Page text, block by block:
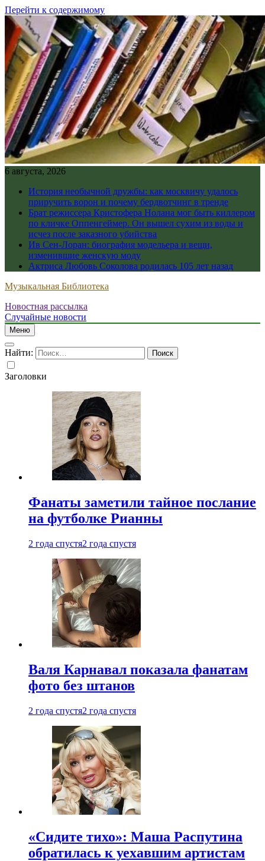
Перейти к содержимому
6 августа, 2026
История необычной дружбы: как москвичу удалось
приручить ворон и почему бердвотчинг в тренде
Брат режиссера Кристофера Нолана мог быть киллером
по кличке Оппенгеймер. Он вышел сухим из воды и
исчез после заказного убийства
Ив Сен-Лоран: биография модельера и вещи,
изменившие женскую моду
Актриса Любовь Соколова родилась 105 лет назад
Музыкальная Библиотека
Новостная рассылка
Случайные новости
Меню
Найти:
Заголовки
Фанаты заметили тайное послание
на футболке Рианны
2 года спустя2 года спустя
Валя Карнавал показала фанатам
фото без штанов
2 года спустя2 года спустя
«Сидите тихо»: Маша Распутина
обратилась к уехавшим артистам